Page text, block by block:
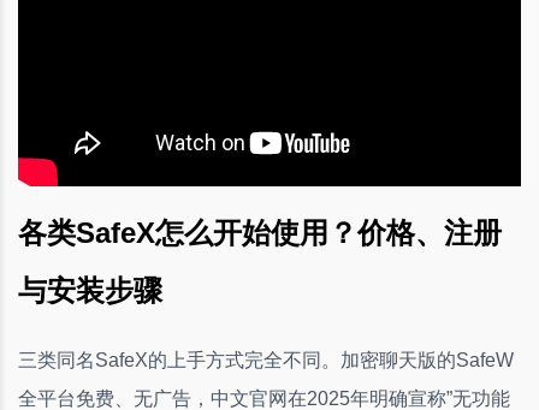
各类SafeX怎么开始使用？价格、注册
与安装步骤
三类同名SafeX的上手方式完全不同。加密聊天版的SafeW
全平台免费、无广告，中文官网在2025年明确宣称”无功能